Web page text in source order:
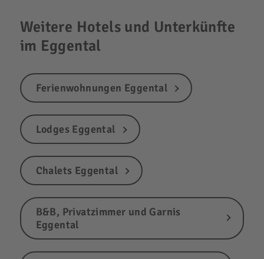
Weitere Hotels und Unterkünfte
im Eggental
Ferienwohnungen Eggental
Lodges Eggental
Chalets Eggental
B&B, Privatzimmer und Garnis
Eggental